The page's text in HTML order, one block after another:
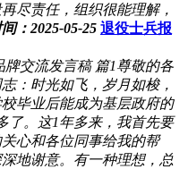
尽责任，组织很能理解，
：2025-05-25 退役士兵报
牌交流发言稿 篇1尊敬的各
：时光如飞，岁月如梭，
毕业后能成为基层政府的
了。这1年多来，我首先要
心和各位同事给我的帮
地谢意。有一种理想，总